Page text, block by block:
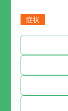
症状